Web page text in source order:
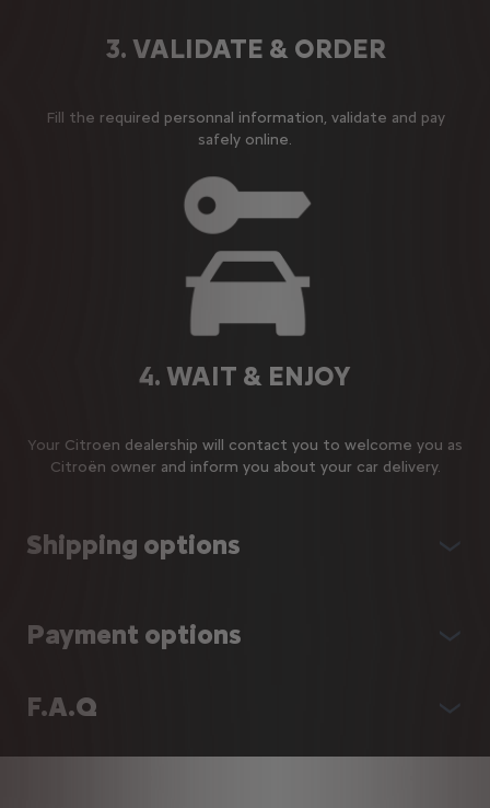
3. VALIDATE & ORDER
Fill the required personnal information, validate and pay
safely online.
4. WAIT & ENJOY
Your Citroen dealership will contact you to welcome you as
Citroën owner and inform you about your car delivery.
Shipping options
Payment options
F.A.Q